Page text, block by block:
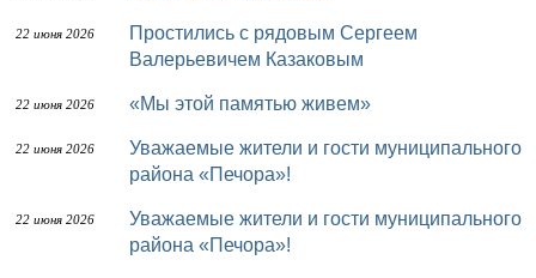
22 июня 2026
Простились с рядовым Сергеем
Валерьевичем Казаковым
22 июня 2026 «Мы этой памятью живем»
22 июня 2026
Уважаемые жители и гости муниципального
района «Печора»!
22 июня 2026
Уважаемые жители и гости муниципального
района «Печора»!